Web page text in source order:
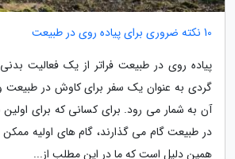
10 نکته ضروری برای پیاده روی در طبیعت
پیاده روی در طبیعت فراتر از یک فعالیت
گردی به عنوان یک سفر برای کاوش در طبیعت
آن به شمار می رود. برای کسانی که برای اولین
در طبیعت گام می گذارند، گام های اولیه
همین دلیل است که ما در این مطلب از...